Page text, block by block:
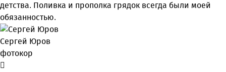
детства. Поливка и прополка грядок всегда были моей
обязанностью.
Сергей Юров
фотокор